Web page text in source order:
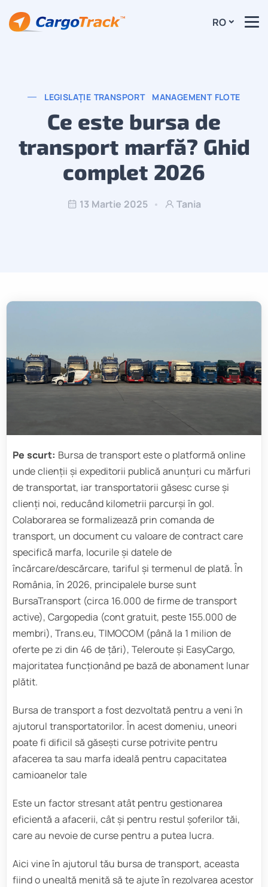
RO
LEGISLAȚIE TRANSPORT MANAGEMENT FLOTE
Ce este bursa de
transport marfă? Ghid
complet 2026
13 Martie 2025 Tania
Pe scurt: Bursa de transport este o platformă online
unde clienții și expeditorii publică anunțuri cu mărfuri
de transportat, iar transportatorii găsesc curse și
clienți noi, reducând kilometrii parcurși în gol.
Colaborarea se formalizează prin comanda de
transport, un document cu valoare de contract care
specifică marfa, locurile și datele de
încărcare/descărcare, tariful și termenul de plată. În
România, în 2026, principalele burse sunt
BursaTransport (circa 16.000 de firme de transport
active), Cargopedia (cont gratuit, peste 155.000 de
membri), Trans.eu, TIMOCOM (până la 1 milion de
oferte pe zi din 46 de țări), Teleroute și EasyCargo,
majoritatea funcționând pe bază de abonament lunar
plătit.
Bursa de transport a fost dezvoltată pentru a veni în
ajutorul transportatorilor. În acest domeniu, uneori
poate fi dificil să găsești curse potrivite pentru
afacerea ta sau marfa ideală pentru capacitatea
camioanelor tale
Este un factor stresant atât pentru gestionarea
eficientă a afacerii, cât și pentru restul șoferilor tăi,
care au nevoie de curse pentru a putea lucra.
Aici vine în ajutorul tău bursa de transport, aceasta
fiind o unealtă menită să te ajute în rezolvarea acestor